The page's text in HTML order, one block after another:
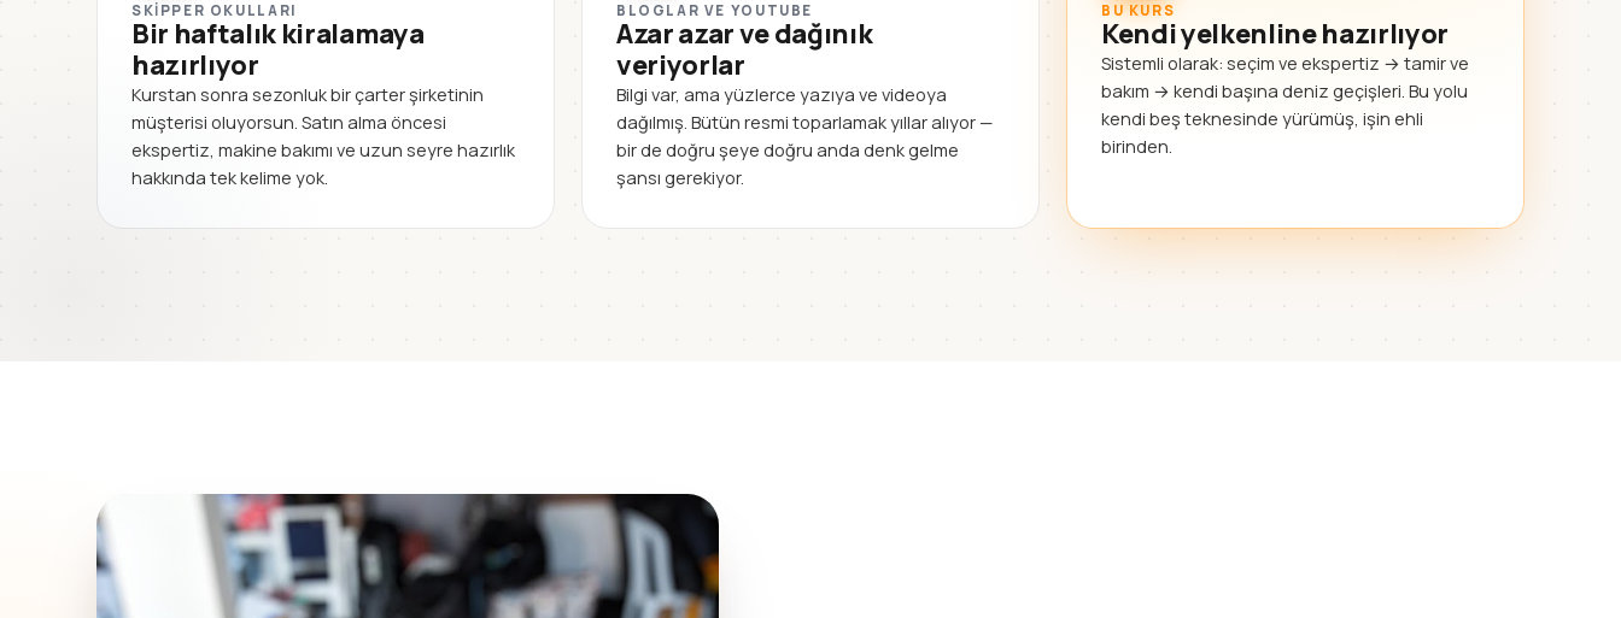
SKIPPER OKULLARI
Bir haftalık kiralamaya
hazırlıyor
Kurstan sonra sezonluk bir çarter şirketinin
müşterisi oluyorsun. Satın alma öncesi
ekspertiz, makine bakımı ve uzun seyre hazırlık
hakkında tek kelime yok.
BLOGLAR VE YOUTUBE
Azar azar ve dağınık
veriyorlar
Bilgi var, ama yüzlerce yazıya ve videoya
dağılmış. Bütün resmi toparlamak yıllar alıyor —
bir de doğru şeye doğru anda denk gelme
şansı gerekiyor.
BU KURS
Kendi yelkenline hazırlıyor
Sistemli olarak: seçim ve ekspertiz → tamir ve
bakım → kendi başına deniz geçişleri. Bu yolu
kendi beş teknesinde yürümüş, işin ehli
birinden.